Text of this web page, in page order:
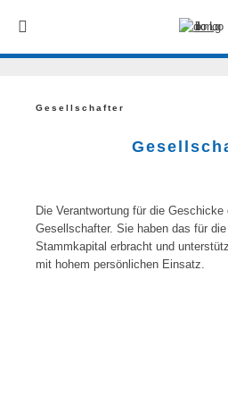
Gesellschafter
Die Verantwortung für die Geschicke
Gesellschafter. Sie haben das für
Stammkapital erbracht und
mit hohem persönlichen Einsatz.